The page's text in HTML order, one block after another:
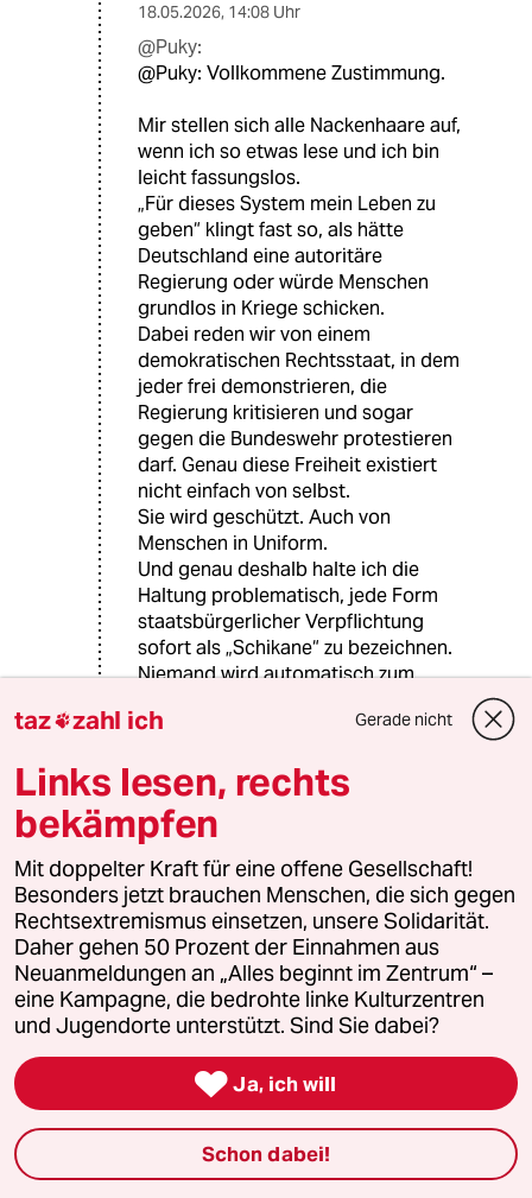
18.05.2026, 14:08 Uhr
@Puky:
@Puky: Vollkommene Zustimmung.
Mir stellen sich alle Nackenhaare auf,
wenn ich so etwas lese und ich bin
leicht fassungslos.
„Für dieses System mein Leben zu
geben“ klingt fast so, als hätte
Deutschland eine autoritäre
Regierung oder würde Menschen
grundlos in Kriege schicken.
Dabei reden wir von einem
demokratischen Rechtsstaat, in dem
jeder frei demonstrieren, die
Regierung kritisieren und sogar
gegen die Bundeswehr protestieren
darf. Genau diese Freiheit existiert
nicht einfach von selbst.
Sie wird geschützt. Auch von
Menschen in Uniform.
Und genau deshalb halte ich die
Haltung problematisch, jede Form
staatsbürgerlicher Verpflichtung
sofort als „Schikane“ zu bezeichnen.
Niemand wird automatisch zum
gibt Alternativen wie
soziale Dienste.
Aber ein Staat kann auf Dauer nicht
funktionieren, wenn immer mehr
Menschen nur Rechte einfordern,
gleichzeitig aber jede persönliche
Verantwortung ablehnen.
T1 T 1000
18.05.2026,11:58 Uhr
Auch der Geist und die Widerstandskraft sind
Schlachtfelder, die es vor dem eigentlichen
Krieg schon zu besetzen gilt.
Es hat längst begonnen.
taz zahl ich Gerade nicht
Links lesen, rechts
bekämpfen
Mit doppelter Kraft für eine offene Gesellschaft!
Besonders jetzt brauchen Menschen, die sich gegen
Rechtsextremismus einsetzen, unsere Solidarität.
Daher gehen 50 Prozent der Einnahmen aus
Neuanmeldungen an „Alles beginnt im Zentrum“ –
eine Kampagne, die bedrohte linke Kulturzentren
und Jugendorte unterstützt. Sind Sie dabei?
 Ja, ich will
Schon dabei!